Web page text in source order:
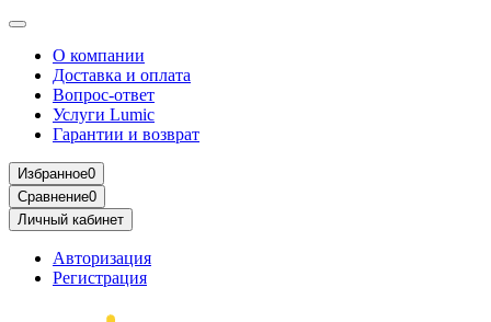
О компании
Доставка и оплата
Вопрос-ответ
Услуги Lumic
Гарантии и возврат
Избранное0
Сравнение0
Личный кабинет
Авторизация
Регистрация